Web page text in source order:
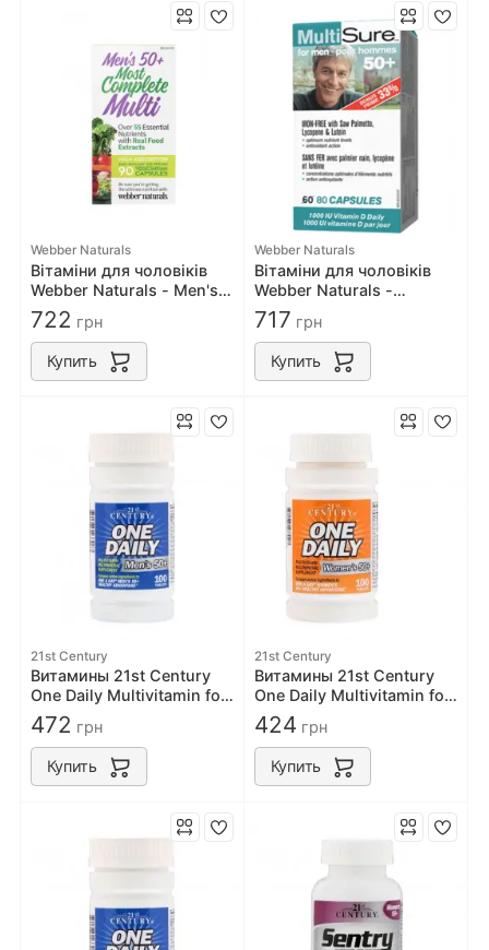
Webber Naturals
Вітаміни для чоловіків
Webber Naturals - Men's
50+ Most Complete Multi
90 капс
722 грн
Купить
Webber Naturals
Вітаміни для чоловіків
Webber Naturals -
Multsure for men 50+ 80
капс
717 грн
Купить
21st Century
Витамины 21st Century
One Daily Multivitamin for
Men`s 50+ 100 tabs
472 грн
Купить
21st Century
Витамины 21st Century
One Daily Multivitamin for
Women`s 50+ 100 tabs
424 грн
Купить